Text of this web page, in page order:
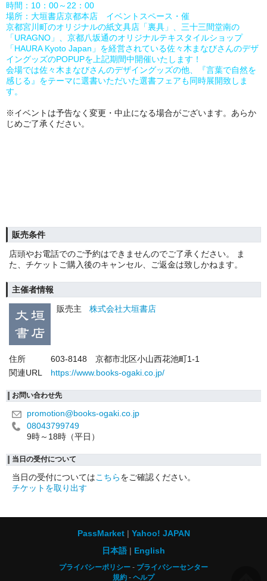
時間：10：00～22：00
場所：大垣書店京都本店 イベントスペース・催
京都宮川町のオリジナルの紙文具店「裏具」、三十三間堂南の
「URAGNO」、京都八坂通のオリジナルテキスタイルショップ
「HAURA Kyoto Japan」を経営されている佐々木まなびさんのデザ
イングッズのPOPUPを上記期間中開催いたします！
会場では佐々木まなびさんのデザイングッズの他、『言葉で自然を
感じる』をテーマに選書いただいた選書フェアも同時展開致しま
す。
※イベントは予告なく変更・中止になる場合がございます。あらか
じめご了承ください。
販売条件
店頭やお電話でのご予約はできませんのでご了承ください。 ま
た、チケットご購入後のキャンセル、ご返金は致しかねます。
主催者情報
販売主
株式会社大垣書店
住所
603-8148 京都市北区小山西花池町1-1
関連URL
https://www.books-ogaki.co.jp/
お問い合わせ先
promotion@books-ogaki.co.jp
08043799749
9時～18時（平日）
当日の受付について
当日の受付についてはこちらをご確認ください。
チケットを取り出す
PassMarket
Yahoo! JAPAN
日本語
English
プライバシーポリシー
プライバシーセンター
規約
ヘルプ